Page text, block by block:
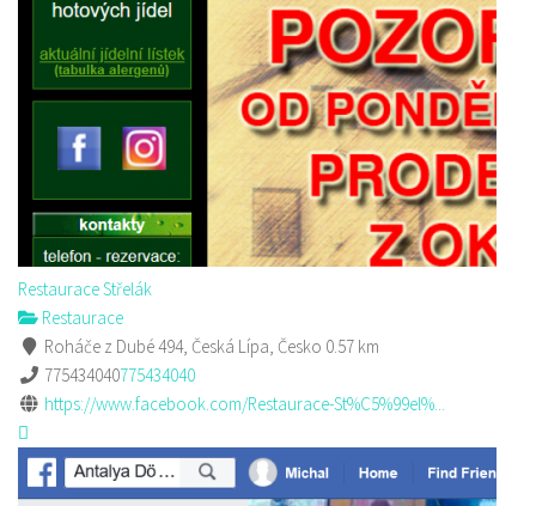
Restaurace Střelák
Restaurace
Roháče z Dubé 494, Česká Lípa, Česko 0.57 km
775434040775434040
https://www.facebook.com/Restaurace-St%C5%99el%...